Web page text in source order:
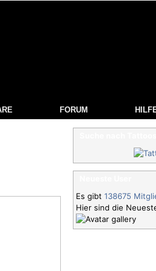
FORUM
Es gibt 138675
Hier sind die